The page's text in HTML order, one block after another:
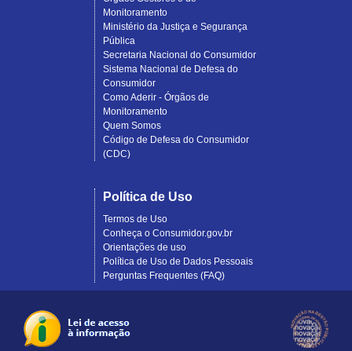
Monitoramento
Ministério da Justiça e Segurança
Pública
Secretaria Nacional do Consumidor
Sistema Nacional de Defesa do
Consumidor
Como Aderir - Órgãos de
Monitoramento
Quem Somos
Código de Defesa do Consumidor
(CDC)
Política de Uso
Termos de Uso
Conheça o Consumidor.gov.br
Orientações de uso
Política de Uso de Dados Pessoais
Perguntas Frequentes (FAQ)